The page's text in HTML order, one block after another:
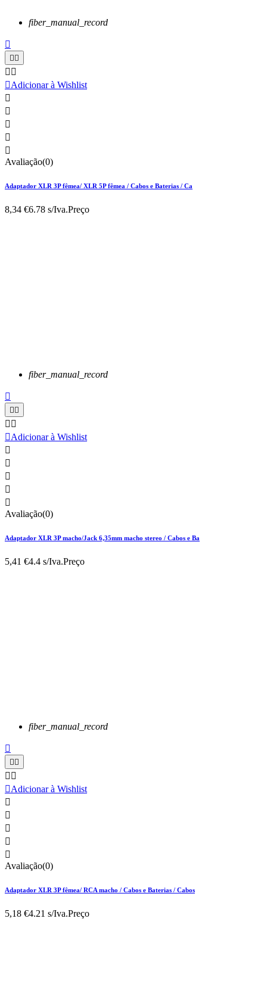
fiber_manual_record

 
 
Adicionar à Wishlist





Avaliação(0)
Adaptador XLR 3P fêmea/ XLR 5P fêmea / Cabos e Baterias / Ca
8,34 €6.78 s/Iva.Preço
fiber_manual_record

 
 
Adicionar à Wishlist





Avaliação(0)
Adaptador XLR 3P macho/Jack 6,35mm macho stereo / Cabos e Ba
5,41 €4.4 s/Iva.Preço
fiber_manual_record

 
 
Adicionar à Wishlist





Avaliação(0)
Adaptador XLR 3P fêmea/ RCA macho / Cabos e Baterias / Cabos
5,18 €4.21 s/Iva.Preço